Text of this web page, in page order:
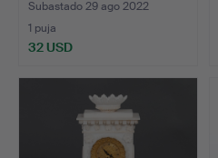
Subastado 29 ago 2022
1 puja
32 USD